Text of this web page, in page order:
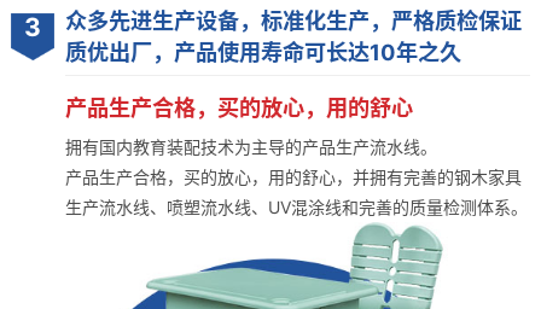
3
众多先进生产设备，标准化生产，严格质检保证
质优出厂，产品使用寿命可长达10年之久
产品生产合格，买的放心，用的舒心
拥有国内教育装配技术为主导的产品生产流水线。
产品生产合格，买的放心，用的舒心，并拥有完善的钢木家具
生产流水线、喷塑流水线、UV混涂线和完善的质量检测体系。